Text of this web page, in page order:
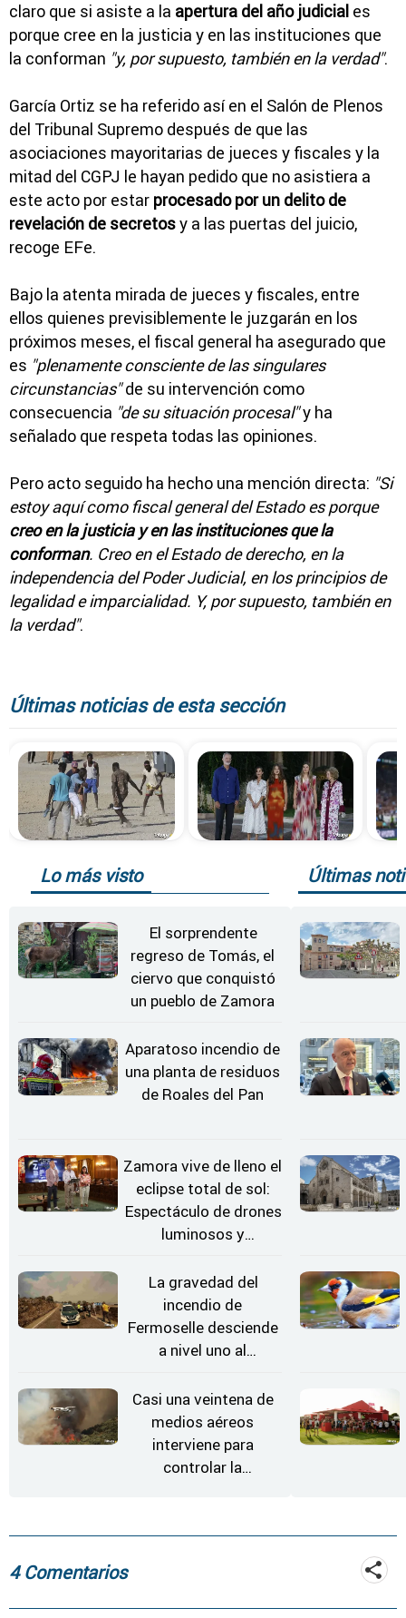
claro que si asiste a la apertura del año judicial es
porque cree en la justicia y en las instituciones que
la conforman "y, por supuesto, también en la verdad".
García Ortiz se ha referido así en el Salón de Plenos
del Tribunal Supremo después de que las
asociaciones mayoritarias de jueces y fiscales y la
mitad del CGPJ le hayan pedido que no asistiera a
este acto por estar procesado por un delito de
revelación de secretosy a las puertas del juicio,
recoge EFe.
Bajo la atenta mirada de jueces y fiscales, entre
ellos quienes previsiblemente le juzgarán en los
próximos meses, el fiscal general ha asegurado que
es "plenamente consciente de las singulares
circunstancias"de su intervención como
consecuencia "de su situación procesal"y ha
señalado que respeta todas las opiniones.
Pero acto seguido ha hecho una mención directa: "Si
estoy aquí como fiscal general del Estado es porque
creo en la justicia y en las instituciones que la
conforman. Creo en el Estado de derecho, en la
independencia del Poder Judicial, en los principios de
legalidad e imparcialidad. Y, por supuesto, también en
la verdad".
Últimas noticias de esta sección
Lo más visto
El sorprendente
regreso de Tomás, el
ciervo que conquistó
un pueblo de Zamora
Aparatoso incendio de
una planta de residuos
de Roales del Pan
Zamora vive de lleno el
eclipse total de sol:
Espectáculo de drones
luminosos y
Estrellas
La gravedad del
incendio de
Fermoselle desciende
a nivel uno al
"favorable" y disminuir
el riesgo
Casi una veintena de
medios aéreos
interviene para
controlar la
Fermoselle
Últimas
4 Comentarios